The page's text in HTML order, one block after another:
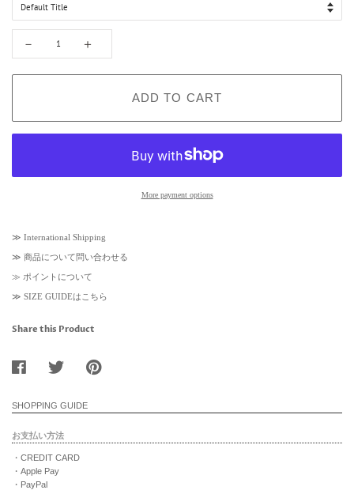
p
i
r
c
－ ＋
ADD TO CART
More payment options
≫ International Shipping
≫ 商品について問い合わせる
≫ ポイントについて
≫ SIZE GUIDEはこちら
Share this Product
SHOPPING GUIDE
お支払い方法
・CREDIT CARD
・Apple Pay
・PayPal